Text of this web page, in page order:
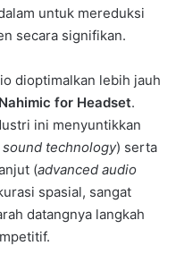
untuk mereduksi
secara signifikan.
dioptimalkan lebih jauh
Nahimic for Headset.
ini menyuntikkan
sound technology) serta
(advanced audio
spasial, sangat
datangnya langkah